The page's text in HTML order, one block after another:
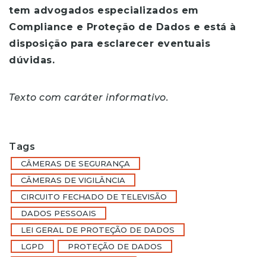
tem advogados especializados em
Compliance e Proteção de Dados e está à
disposição para esclarecer eventuais
dúvidas.
Texto com caráter informativo.
Tags
CÂMERAS DE SEGURANÇA
CÂMERAS DE VIGILÂNCIA
CIRCUITO FECHADO DE TELEVISÃO
DADOS PESSOAIS
LEI GERAL DE PROTEÇÃO DE DADOS
LGPD
PROTEÇÃO DE DADOS